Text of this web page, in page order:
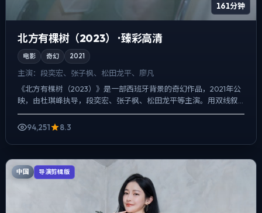
161分钟
北方有棵树（2023） · 臻彩高清
电影 奇幻 2021
主演： 段奕宏、张子枫、松田龙平、廖凡
《北方有棵树（2023）》是一部西班牙背景的奇幻作品，2021年公
映，由杜琪峰执导，段奕宏、张子枫、松田龙平等主演。用双线叙
事把过去与现在拧成一股绳，冲突并非来自夸张奇观，而来...
94,251
8.3
中国 导演剪辑版